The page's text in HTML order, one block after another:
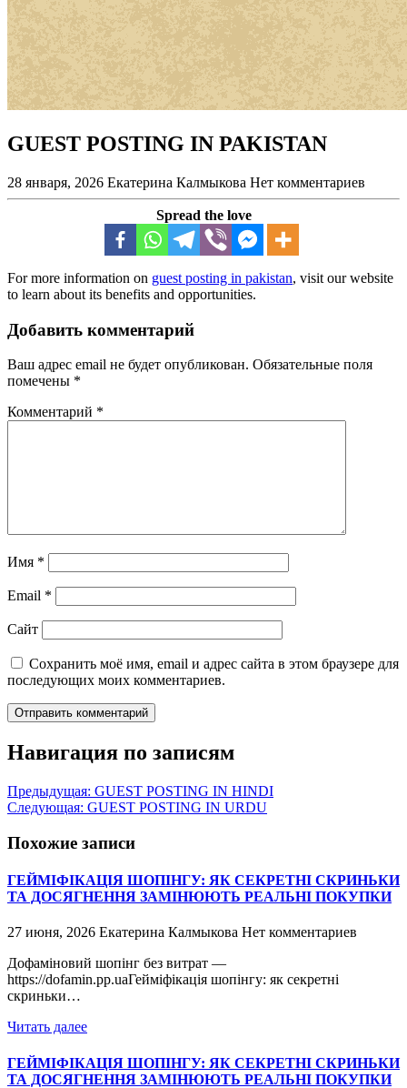
GUEST POSTING IN PAKISTAN
28 января, 2026 Екатерина Калмыкова Нет комментариев
Spread the love
For more information on guest posting in pakistan, visit our website
to learn about its benefits and opportunities.
Добавить комментарий
Ваш адрес email не будет опубликован. Обязательные поля
помечены *
Комментарий *
Имя *
Email *
Сайт
Сохранить моё имя, email и адрес сайта в этом браузере для
последующих моих комментариев.
Навигация по записям
Предыдущая: GUEST POSTING IN HINDI
Следующая: GUEST POSTING IN URDU
Похожие записи
ГЕЙМІФІКАЦІЯ ШОПІНГУ: ЯК СЕКРЕТНІ СКРИНЬКИ
ТА ДОСЯГНЕННЯ ЗАМІНЮЮТЬ РЕАЛЬНІ ПОКУПКИ
27 июня, 2026 Екатерина Калмыкова Нет комментариев
Дофаміновий шопінг без витрат —
https://dofamin.pp.uaГейміфікація шопінгу: як секретні
скриньки…
Читать далее
ГЕЙМІФІКАЦІЯ ШОПІНГУ: ЯК СЕКРЕТНІ СКРИНЬКИ
ТА ДОСЯГНЕННЯ ЗАМІНЮЮТЬ РЕАЛЬНІ ПОКУПКИ